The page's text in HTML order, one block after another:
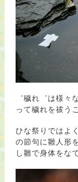
゛穢れ゛は様々
って穢れを祓う
ひな祭りではよ
の節句に雛人形
し雛で身体をな